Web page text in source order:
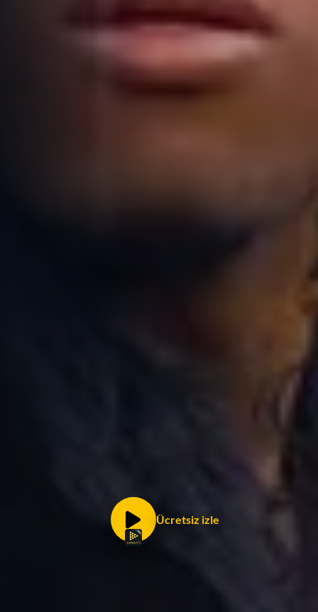
Ücretsiz izle